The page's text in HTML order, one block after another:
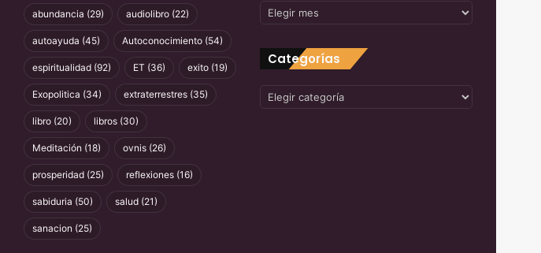
abundancia (29) audiolibro (22)
autoayuda (45) Autoconocimiento (54)
espiritualidad (92) ET (36) exito (19)
Exopolitica (34) extraterrestres (35)
libro (20) libros (30)
Meditación (18) ovnis (26)
prosperidad (25) reflexiones (16)
sabiduria (50) salud (21)
sanacion (25)
Categorías
Categorías